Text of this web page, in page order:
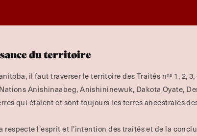
du territoire
il faut traverser le territoire des Traités nᵒˢ 1, 2,
Anishinaabeg, Anishininewuk, Dakota Oyate,
qui étaient et sont toujours les terres ancestrales
respecte l'esprit et l'intention des traités et de la